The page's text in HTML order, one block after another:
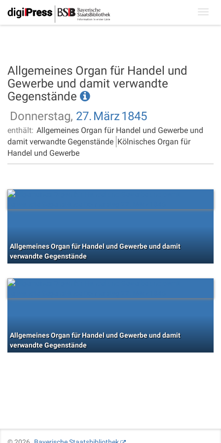
Allgemeines Organ für Handel und
Gewerbe und damit verwandte
Gegenstände
Donnerstag, 27. März 1845
enthält: Allgemeines Organ für Handel und Gewerbe und
damit verwandte Gegenstände Kölnisches Organ für
Handel und Gewerbe
Allgemeines Organ für Handel und Gewerbe und damit
verwandte Gegenstände
Allgemeines Organ für Handel und Gewerbe und damit
verwandte Gegenstände